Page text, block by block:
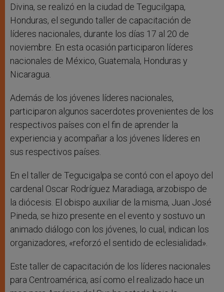
Divina, se realizó en la ciudad de Tegucilgapa,
Honduras, el segundo taller de capacitación de
líderes nacionales, durante los días 17 al 20 de
noviembre. En esta ocasión participaron líderes
nacionales de México, Guatemala, Honduras y
Nicaragua.
Además de los jóvenes líderes nacionales,
participaron algunos sacerdotes provenientes de los
respectivos países con el fin de aprender la
experiencia y acompañar a los jóvenes líderes en
sus respectivos países.
En el taller de Tegucigalpa se contó con el apoyo del
cardenal Oscar Rodríguez Maradiaga, arzobispo de
la diócesis. El obispo auxiliar de la misma, Juan José
Pineda, se hizo presente en el evento y sostuvo un
animado diálogo con los jóvenes, lo cual, indican los
organizadores, «reforzó el sentido de eclesialidad».
Este taller de capacitación de los líderes nacionales
para Centroamérica, así como el realizado hace un